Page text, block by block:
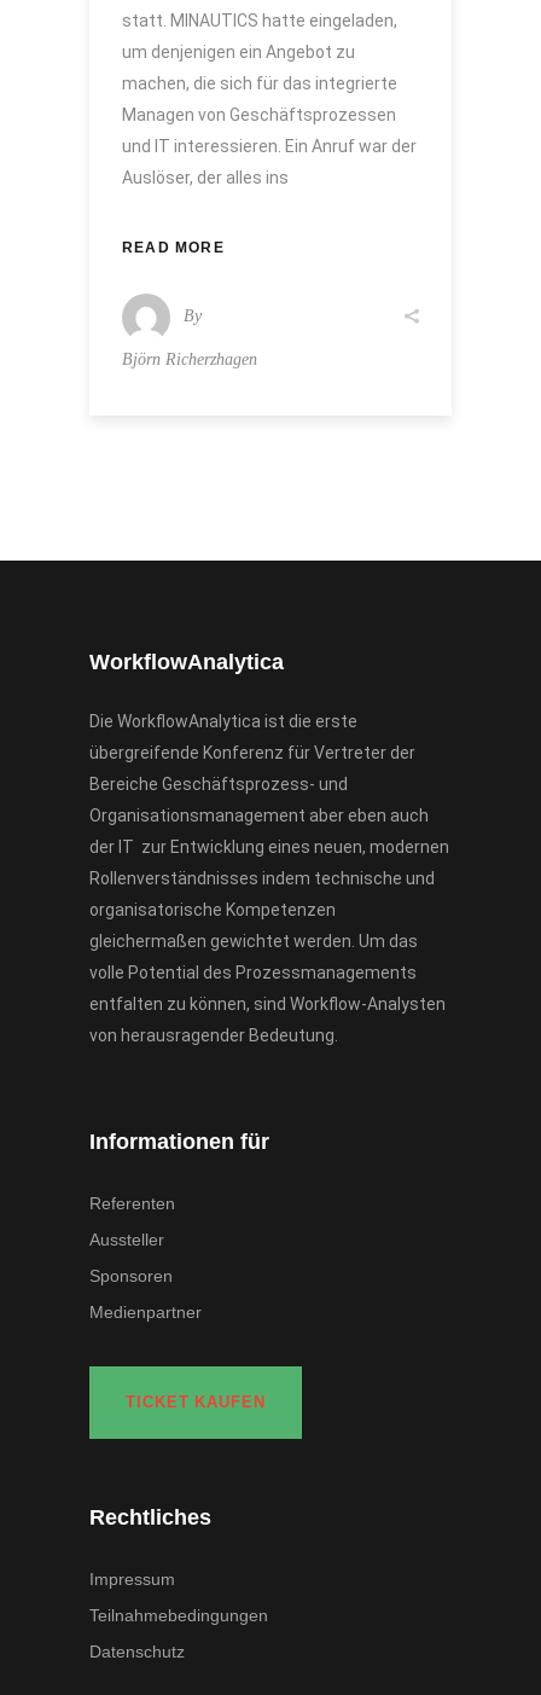
statt. MINAUTICS hatte eingeladen,
um denjenigen ein Angebot zu
machen, die sich für das integrierte
Managen von Geschäftsprozessen
und IT interessieren. Ein Anruf war der
Auslöser, der alles ins
READ MORE
By
Björn Richerzhagen
WorkflowAnalytica
Die WorkflowAnalytica ist die erste
übergreifende Konferenz für Vertreter der
Bereiche Geschäftsprozess- und
Organisationsmanagement aber eben auch
der IT zur Entwicklung eines neuen, modernen
Rollenverständnisses indem technische und
organisatorische Kompetenzen
gleichermaßen gewichtet werden. Um das
volle Potential des Prozessmanagements
entfalten zu können, sind Workflow-Analysten
von herausragender Bedeutung.
Informationen für
Referenten
Aussteller
Sponsoren
Medienpartner
TICKET KAUFEN
Rechtliches
Impressum
Teilnahmebedingungen
Datenschutz